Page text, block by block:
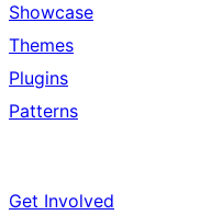
Showcase
Themes
Plugins
Patterns
Get Involved